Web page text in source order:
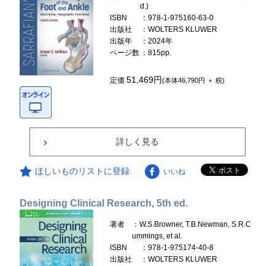
d.)
ISBN
：978-1-975160-63-0
出版社
：WOLTERS KLUWER
出版年
：2024年
ページ数 ：815pp.
定価51,469円(本体46,790円 ＋ 税)
詳しく見る
ほしいものリストに登録 いいね
Designing Clinical Research, 5th ed.
著者
：W.S.Browner, T.B.Newman, S.R.C
ummings, et al.
ISBN
：978-1-975174-40-8
出版社
：WOLTERS KLUWER